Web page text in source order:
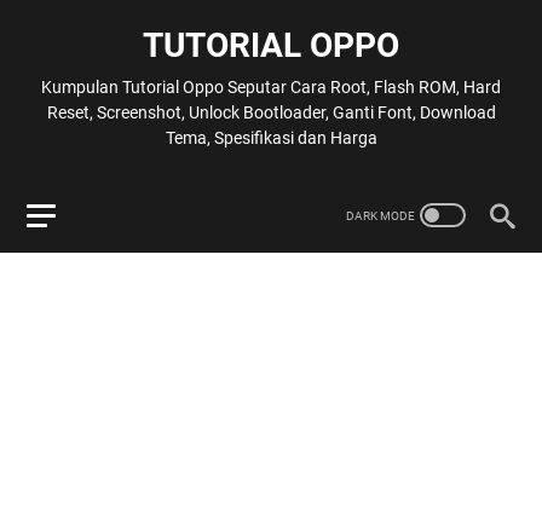
TUTORIAL OPPO
Kumpulan Tutorial Oppo Seputar Cara Root, Flash ROM, Hard
Reset, Screenshot, Unlock Bootloader, Ganti Font, Download
Tema, Spesifikasi dan Harga